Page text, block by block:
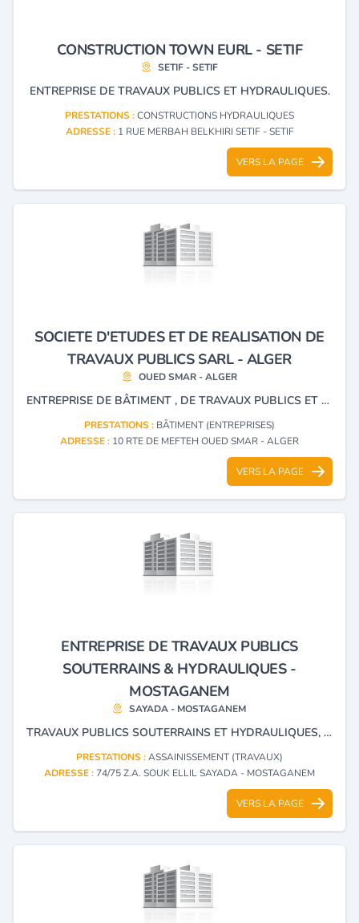
CONSTRUCTION TOWN EURL - SETIF
SETIF - SETIF
ENTREPRISE DE TRAVAUX PUBLICS ET HYDRAULIQUES.
PRESTATIONS :CONSTRUCTIONS HYDRAULIQUES
ADRESSE : 1 RUE MERBAH BELKHIRI SETIF - SETIF
VERS LA PAGE
SOCIETE D'ETUDES ET DE REALISATION DE
TRAVAUX PUBLICS SARL - ALGER
OUED SMAR - ALGER
ENTREPRISE DE BÂTIMENT , DE TRAVAUX PUBLICS ET HYDRAULIQUES.
PRESTATIONS : BÂTIMENT (ENTREPRISES)
ADRESSE : 10 RTE DE MEFTEH OUED SMAR - ALGER
VERS LA PAGE
ENTREPRISE DE TRAVAUX PUBLICS
SOUTERRAINS & HYDRAULIQUES -
MOSTAGANEM
SAYADA - MOSTAGANEM
TRAVAUX PUBLICS SOUTERRAINS ET HYDRAULIQUES, TRAVAUX D'ASSAINISSEMENT ET VRD ENTRETIEN ET RENTABILISATION DES ROUTES, TRAVAUX DE TERRASSEMENT REVÊTEMENT DES ROUTES RÉALISATION DES PARKINGS ET STATIONNEMENT FRAISAGE DES REVÊTEMENTS BÉTONS BITUMINEUX.
PRESTATIONS :ASSAINISSEMENT (TRAVAUX)
ADRESSE : 74/75 Z.A. SOUK ELLIL SAYADA - MOSTAGANEM
VERS LA PAGE